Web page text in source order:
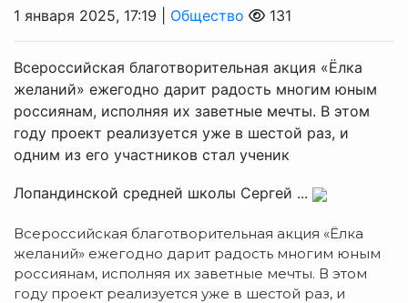
1 января 2025, 17:19 | Общество 131
Всероссийская благотворительная акция «Ёлка
желаний» ежегодно дарит радость многим юным
россиянам, исполняя их заветные мечты. В этом
году проект реализуется уже в шестой раз, и
одним из его участников стал ученик
Лопандинской средней школы Сергей ...
Всероссийская благотворительная акция «Ёлка
желаний» ежегодно дарит радость многим юным
россиянам, исполняя их заветные мечты. В этом
году проект реализуется уже в шестой раз, и